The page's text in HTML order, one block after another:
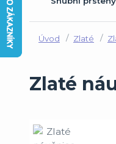
Úvod Zlaté
Zlaté